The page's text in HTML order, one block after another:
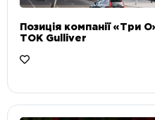
Позиція компанії «Три
ТОК Gulliver